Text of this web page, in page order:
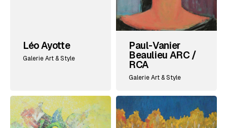
Léo Ayotte
Galerie Art & Style
Paul-Vanier
Beaulieu ARC /
RCA
Galerie Art & Style